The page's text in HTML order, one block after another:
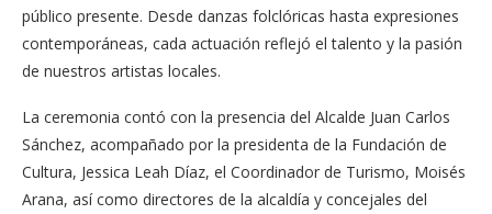
público presente. Desde danzas folclóricas hasta expresiones
contemporáneas, cada actuación reflejó el talento y la pasión
de nuestros artistas locales.
La ceremonia contó con la presencia del Alcalde Juan Carlos
Sánchez, acompañado por la presidenta de la Fundación de
Cultura, Jessica Leah Díaz, el Coordinador de Turismo, Moisés
Arana, así como directores de la alcaldía y concejales del